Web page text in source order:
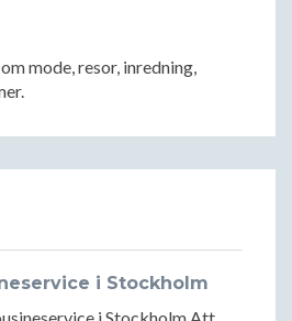
mode, resor, inredning,
i Stockholm